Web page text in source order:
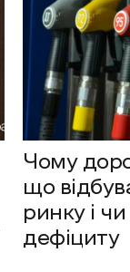
Чому
що
ринку і
дефіциту